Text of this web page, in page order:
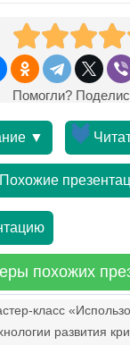
Помогли?
▼
Похожие
похожих
класс
развития